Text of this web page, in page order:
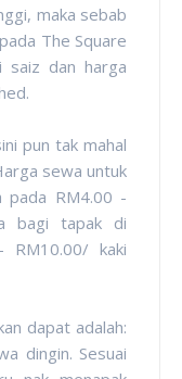
maka sebab
The Square
saiz dan harga
pun tak mahal
sewa untuk
pada RM4.00 -
bagi tapak di
RM10.00/ kaki
dapat adalah:
dingin. Sesuai